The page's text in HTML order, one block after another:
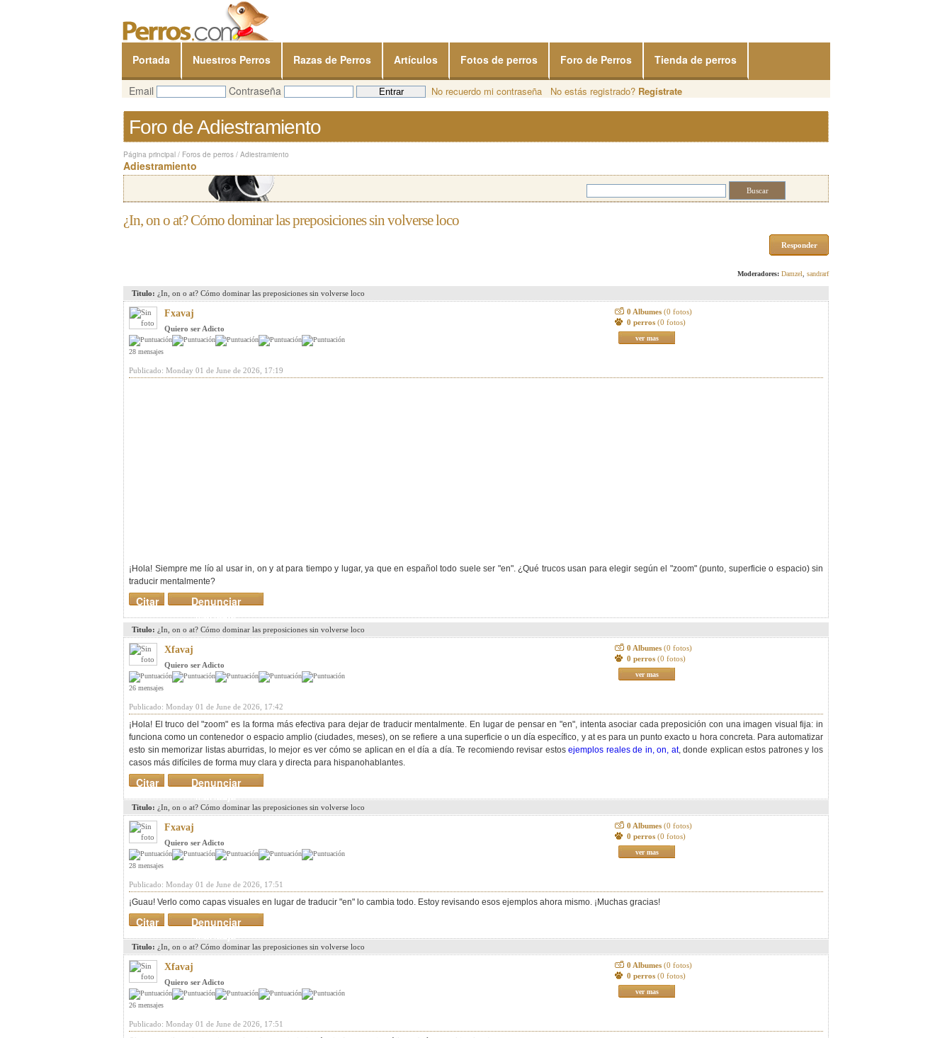
Portada Nuestros Perros Razas de Perros Artículos Fotos de perros Foro de Perros Tienda de perros
Email Contraseña No recuerdo mi contraseña No estás registrado? Regístrate
Foro de Adiestramiento
Página principal / Foros de perros / Adiestramiento
Adiestramiento
¿In, on o at? Cómo dominar las preposiciones sin volverse loco
Responder
Moderadores: Damzel sandrarf
Titulo: ¿In, on o at? Cómo dominar las preposiciones sin volverse loco
Fxavaj
Quiero ser Adicto
28 mensajes
0 Albumes (0 fotos)
0 perros (0 fotos)
ver mas
Publicado: Monday 01 de June de 2026, 17:19
¡Hola! Siempre me lío al usar in, on y at para tiempo y lugar, ya que en español todo suele ser "en". ¿Qué trucos usan para elegir según el "zoom" (punto, superficie o espacio) sin
traducir mentalmente?
Denunciar
mensaje
Citar
Titulo: ¿In, on o at? Cómo dominar las preposiciones sin volverse loco
Xfavaj
Quiero ser Adicto
26 mensajes
0 Albumes (0 fotos)
0 perros (0 fotos)
ver mas
Publicado: Monday 01 de June de 2026, 17:42
¡Hola! El truco del "zoom" es la forma más efectiva para dejar de traducir mentalmente. En lugar de pensar en "en", intenta asociar cada preposición con una imagen visual fija: in
funciona como un contenedor o espacio amplio (ciudades, meses), on se refiere a una superficie o un día específico, y at es para un punto exacto u hora concreta. Para automatizar
esto sin memorizar listas aburridas, lo mejor es ver cómo se aplican en el día a día. Te recomiendo revisar estosejemplos reales de in, on, at, donde explican estos patrones y los
casos más difíciles de forma muy clara y directa para hispanohablantes.
Denunciar
mensaje
Citar
Titulo: ¿In, on o at? Cómo dominar las preposiciones sin volverse loco
Fxavaj
Quiero ser Adicto
28 mensajes
0 Albumes (0 fotos)
0 perros (0 fotos)
ver mas
Publicado: Monday 01 de June de 2026, 17:51
¡Guau! Verlo como capas visuales en lugar de traducir "en" lo cambia todo. Estoy revisando esos ejemplos ahora mismo. ¡Muchas gracias!
Denunciar
mensaje
Citar
Titulo: ¿In, on o at? Cómo dominar las preposiciones sin volverse loco
Xfavaj
Quiero ser Adicto
26 mensajes
0 Albumes (0 fotos)
0 perros (0 fotos)
ver mas
Publicado: Monday 01 de June de 2026, 17:51